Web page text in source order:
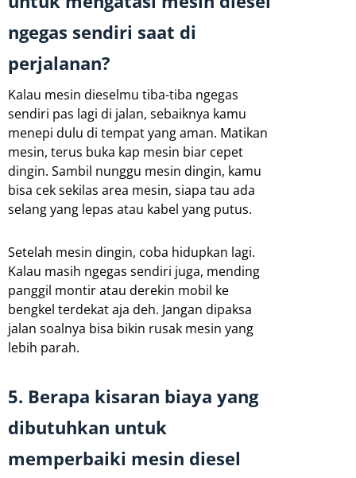
ngegas sendiri saat di
perjalanan?
Kalau mesin dieselmu tiba-tiba ngegas
sendiri pas lagi di jalan, sebaiknya kamu
menepi dulu di tempat yang aman. Matikan
mesin, terus buka kap mesin biar cepet
dingin. Sambil nunggu mesin dingin, kamu
bisa cek sekilas area mesin, siapa tau ada
selang yang lepas atau kabel yang putus.
Setelah mesin dingin, coba hidupkan lagi.
Kalau masih ngegas sendiri juga, mending
panggil montir atau derekin mobil ke
bengkel terdekat aja deh. Jangan dipaksa
jalan soalnya bisa bikin rusak mesin yang
lebih parah.
5. Berapa kisaran biaya yang
dibutuhkan untuk
memperbaiki mesin diesel